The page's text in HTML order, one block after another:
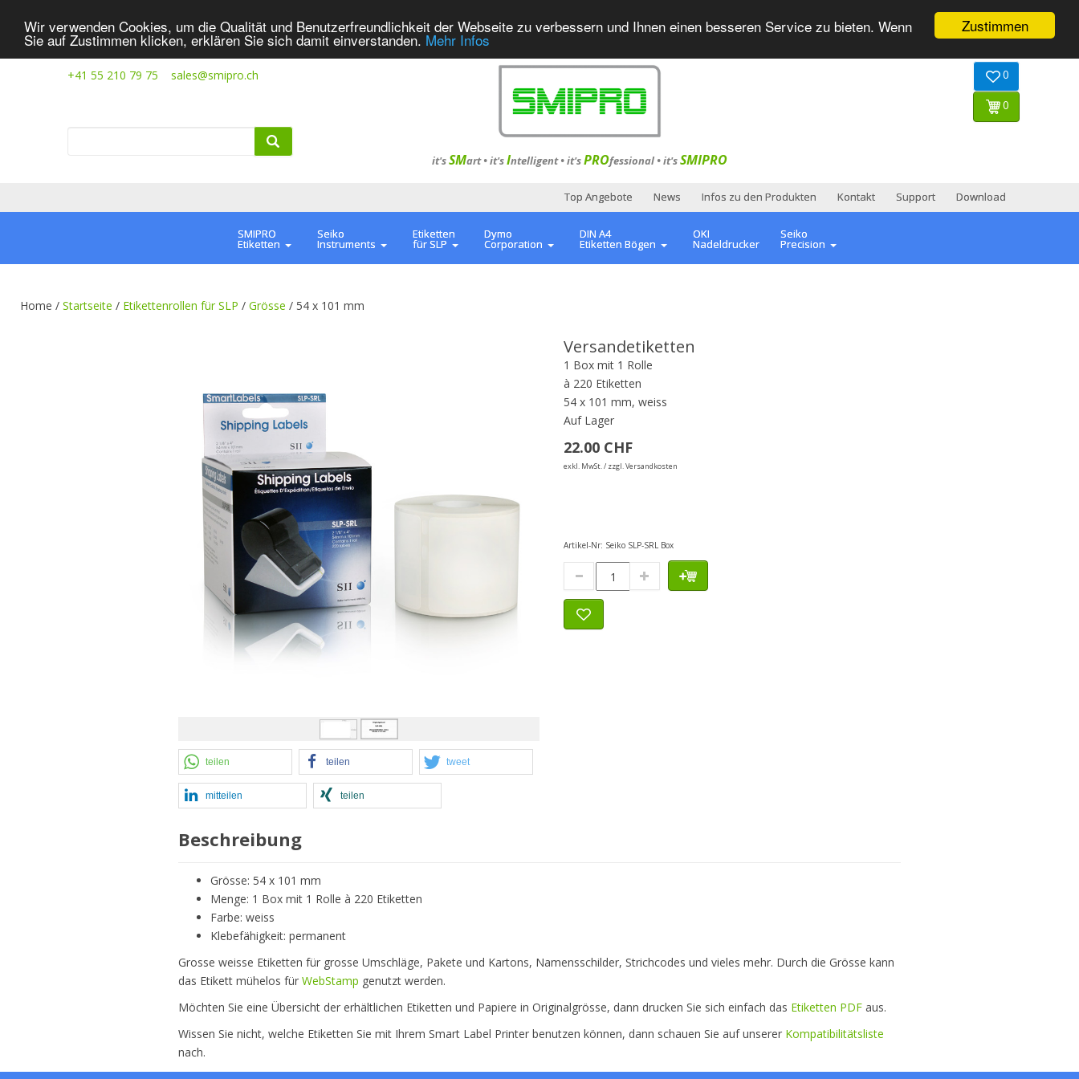
Zustimmen
Wir verwenden Cookies, um die Qualität und Benutzerfreundlichkeit der Webseite zu verbessern und Ihnen einen besseren Service zu bieten. Wenn
Sie auf Zustimmen klicken, erklären Sie sich damit einverstanden. Mehr Infos
+41 55 210 79 75 sales@smipro.ch
it'sSMart •it'sIntelligent•it'sPROfessional•it'sSMIPRO
0
0
Top Angebote News Infos zu den Produkten Kontakt Support Download
SMIPRO
Etiketten
Seiko
Instruments
Etiketten
für SLP
Dymo
Corporation
DIN A4
Etiketten Bögen
OKI
Nadeldrucker
Seiko
Precision
Home / Startseite / Etikettenrollen für SLP / Grösse / 54 x 101 mm
teilen teilen tweet
mitteilen teilen
Versandetiketten
1 Box mit 1 Rolle
à 220 Etiketten
54 x 101 mm, weiss
Auf Lager
22.00 CHF
exkl. MwSt. / zzgl. Versandkosten
Artikel-Nr: Seiko SLP-SRL Box
Beschreibung
Grösse: 54 x 101 mm
Menge: 1 Box mit 1 Rolle à 220 Etiketten
Farbe: weiss
Klebefähigkeit: permanent
Grosse weisse Etiketten für grosse Umschläge, Pakete und Kartons, Namensschilder, Strichcodes und vieles mehr. Durch die Grösse kann
das Etikett mühelos für WebStamp genutzt werden.
Möchten Sie eine Übersicht der erhältlichen Etiketten und Papiere in Originalgrösse, dann drucken Sie sich einfach das Etiketten PDF aus.
Wissen Sie nicht, welche Etiketten Sie mit Ihrem Smart Label Printer benutzen können, dann schauen Sie auf unserer Kompatibilitätsliste
nach.